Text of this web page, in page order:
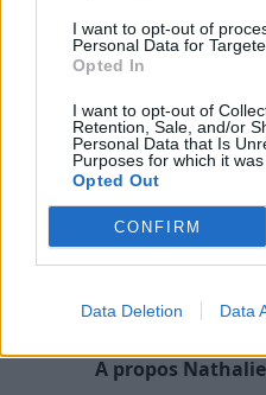
I want to opt-out of
Personal Data for
Opted In
I want to opt-out of
Retention, Sale, and/or
Personal Data that Is
Purposes for which it was
Opted Out
CONFIRM
Data Deletion Data
ressourcement au
A propos